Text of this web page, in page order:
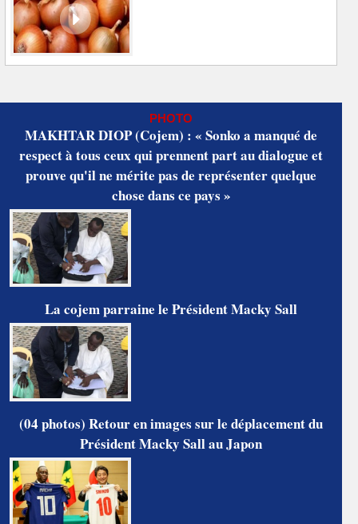
PHOTO
MAKHTAR DIOP (Cojem) : « Sonko a manqué de
respect à tous ceux qui prennent part au dialogue et
prouve qu'il ne mérite pas de représenter quelque
chose dans ce pays »
La cojem parraine le Président Macky Sall
(04 photos) Retour en images sur le déplacement du
Président Macky Sall au Japon